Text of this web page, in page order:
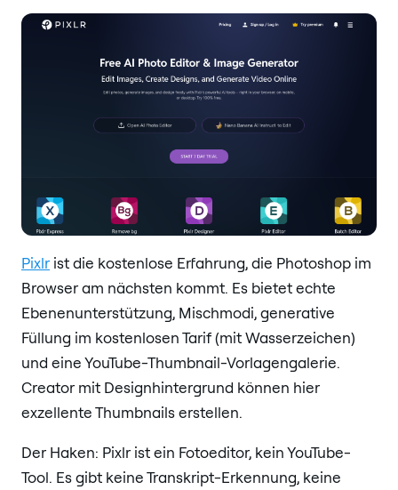
Pixlr ist die kostenlose Erfahrung, die Photoshop im
Browser am nächsten kommt. Es bietet echte
Ebenenunterstützung, Mischmodi, generative
Füllung im kostenlosen Tarif (mit Wasserzeichen)
und eine YouTube-Thumbnail-Vorlagengalerie.
Creator mit Designhintergrund können hier
exzellente Thumbnails erstellen.
Der Haken: Pixlr ist ein Fotoeditor, kein YouTube-
Tool. Es gibt keine Transkript-Erkennung, keine